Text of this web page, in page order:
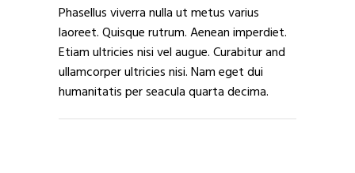
Phasellus viverra nulla ut metus varius
laoreet. Quisque rutrum. Aenean imperdiet.
Etiam ultricies nisi vel augue. Curabitur and
ullamcorper ultricies nisi. Nam eget dui
humanitatis per seacula quarta decima.